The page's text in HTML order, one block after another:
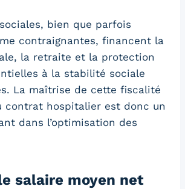
bien que parfois
contraignantes, financent la
la retraite et la protection
à la stabilité sociale
La maîtrise de cette fiscalité
contrat hospitalier est donc un
dans l’optimisation des
salaire moyen net